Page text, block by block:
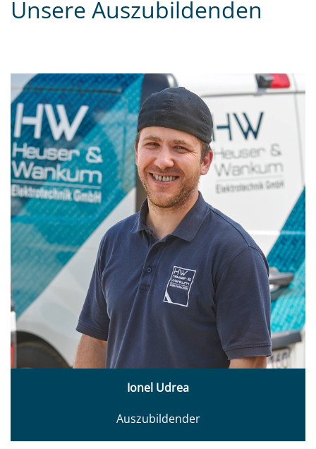
Unsere Auszubildenden
Ionel Udrea
Auszubildender